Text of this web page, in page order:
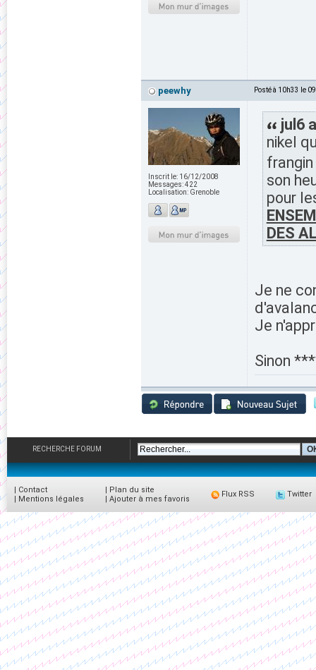
peewhy Posté à 10h33 le
Inscrit le: 16/12/2008
Messages:422
Localisation: Grenoble
jul6
nikel
frangin
son
pour
DES
Je ne
Je
Sinon
RECHERCHE FORUM
| Contact
| Mentions légales
| Plan du site
| Ajouter à mes favoris
Flux RSS Twitter